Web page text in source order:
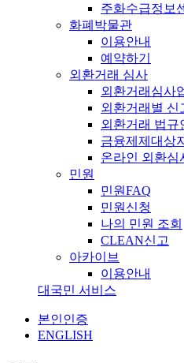
주화수급정보
화폐박물관
이용안내
예약하기
외환거래 심사
외환거래심사
외환거래별 신
외환거래 법규
금융제제대상
온라인 외환심
민원
민원FAQ
민원신청
나의 민원 조회
CLEAN신고
아카이브
이용안내
대국민 서비스
본인인증
ENGLISH